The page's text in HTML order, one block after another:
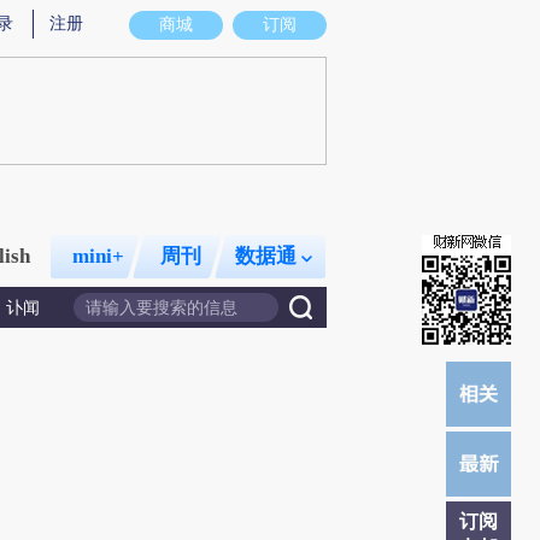
商城 订阅
注册
mini+ 周刊 数据通
讣闻
订阅